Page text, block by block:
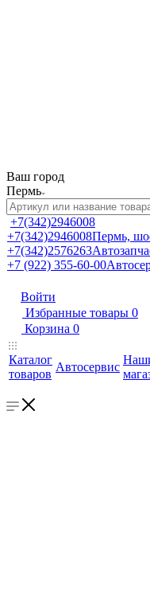
Ваш город
Пермь
+7(342)2946008
+7(342)2946008Пермь,
+7(342)2576263
+7 (922) 355-60-00
Войти
Избранные товары 0
Корзина 0
Каталог
товаров
Автосервис